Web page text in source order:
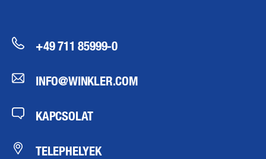
+49 711 85999-0
INFO@WINKLER.COM
KAPCSOLAT
TELEPHELYEK